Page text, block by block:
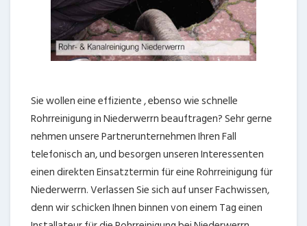
Sie wollen eine effiziente , ebenso wie schnelle
Rohrreinigung in Niederwerrn beauftragen? Sehr gerne
nehmen unsere Partnerunternehmen Ihren Fall
telefonisch an, und besorgen unseren Interessenten
einen direkten Einsatztermin für eine Rohrreinigung für
Niederwerrn. Verlassen Sie sich auf unser Fachwissen,
denn wir schicken Ihnen binnen von einem Tag einen